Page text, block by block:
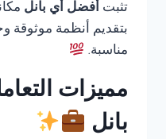
تثبت أفضل أي بانل
بتقديم أنظمة موثوقة
مناسبة.
مميزات
بانل